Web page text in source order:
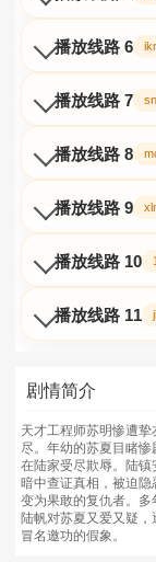
播放线路 6
播放线路 7
播放线路 8
播放线路 9
播放线路 10
播放线路 11
剧情简介
天才工程师苏明惨遭
尽。年幼的苏夏目睹惨
在陆家受尽欺辱。陆镇
暗中查证真相，被迫
变为果敢的复仇者。多
陆帆对苏夏又爱又疑
冒名邀功的假象。